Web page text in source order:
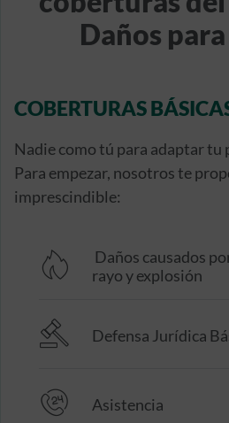
Daños
COBERTURAS
Nadie como tú para adaptar tu
Para empezar, nosotros te
imprescindible:
Daños causados
rayo y explosión
Defensa Jurídica
Asistencia